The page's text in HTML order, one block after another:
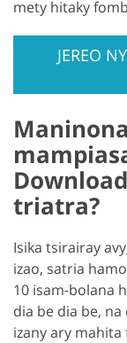
mety hitaky
JEREO
triatra?
Isika tsirairay
izao, satria
10 isam-bolana
dia be dia be,
izany ary mahita